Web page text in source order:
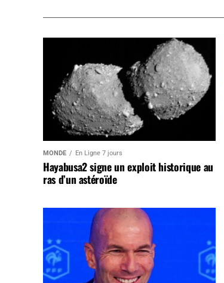
MONDE En Ligne 7 jours
Hayabusa2 signe un exploit historique au
ras d’un astéroïde